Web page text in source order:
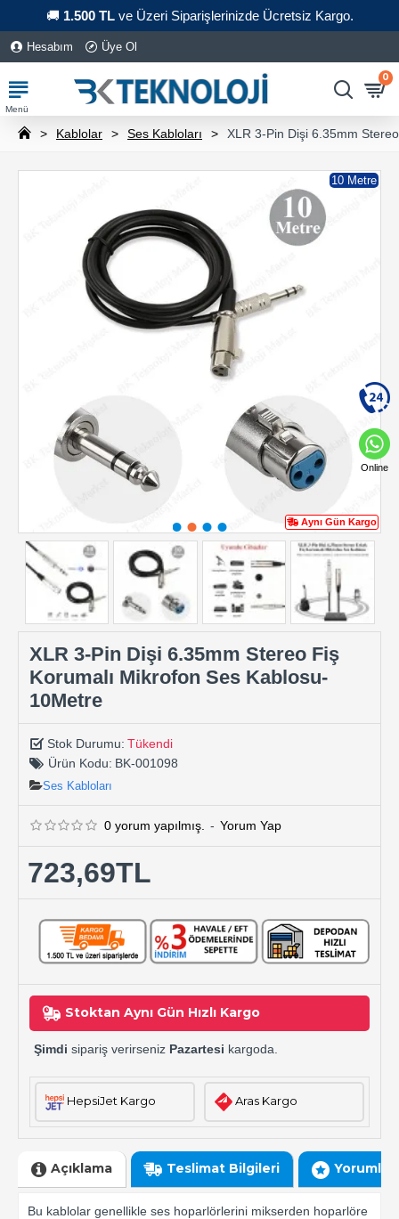
🚚 1.500 TLve Üzeri Siparişlerinizde Ücretsiz Kargo.
Hesabım Üye Ol
0
Kablolar Ses Kabloları XLR 3-Pin Dişi 6.35mm
Aynı Gün Kargo
10 Metre
XLR 3-Pin Dişi 6.35mm Stereo Fiş
Korumalı Mikrofon Ses Kablosu-
10Metre
Stok Durumu: Tükendi
Ürün Kodu: BK-001098
Ses Kabloları
0 yorum yapılmış. - Yorum Yap
723,69TL
Stoktan Aynı Gün Hızlı Kargo
Şimdi sipariş verirseniz Pazartesi kargoda.
HepsiJet Kargo Aras Kargo
Açıklama Teslimat Bilgileri Yorumlar
Bu kablolar genellikle ses hoparlörlerini mikserden hoparlöre
Online